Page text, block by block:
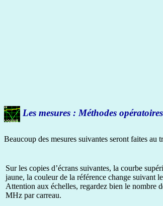
Les mesures : Méthodes opératoires
Beaucoup des mesures suivantes seront faites au
Sur les copies d’écrans suivantes, la courbe
jaune, la couleur de la référence change suivant
Attention aux échelles, regardez bien le nombre
MHz par carreau.